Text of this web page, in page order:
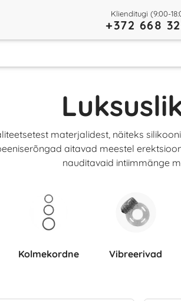
Klienditugi (9:00-
+372 668
materjalidest, näiteks
aitavad meestel
nauditavaid intiimmänge
Kolmekordne Vibreerivad